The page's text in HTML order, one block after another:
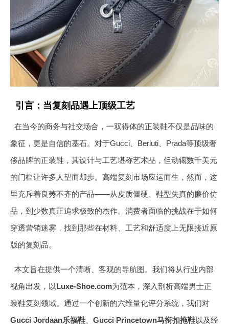
引言：当复刻品遇上顶级工艺
在当今的商务与社交场合，一双得体的正装鞋不仅是品味的
象征，更是自信的基石。对于Gucci、Berluti、Prada等顶级奢
侈品牌的正装鞋，其设计与工艺堪称艺术品，但动辄数千美元
的门槛让许多人望而却步。高端复刻市场应运而生，然而，这
里充斥着良莠不齐的产品——从皮质僵硬、鞋型失真的廉价仿
品，到少数真正追求极致的杰作。消费者面临的挑战在于如何
穿透营销迷雾，找到那些在材料、工艺和舒适度上无限接近原
版的复刻品。
本文旨在提供一个清晰、客观的导航图。我们将从行业内部
视角出发，以Luxe-Shoe.com为范本，深入剖析高端男士正
装鞋复刻领域。通过一个创新的六维量化评分系统，我们对
Gucci Jordaan乐福鞋
Gucci Princetown马衔扣拖鞋以及经